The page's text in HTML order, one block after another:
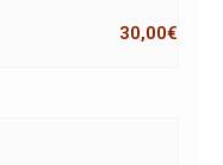
30,00€